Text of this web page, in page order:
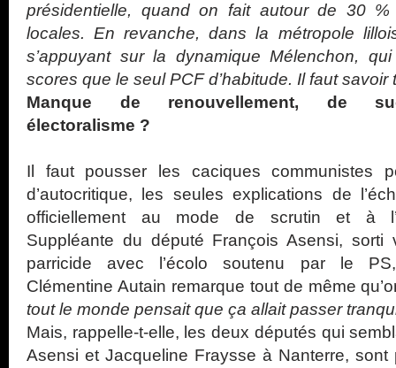
présidentielle, quand on fait autour de 30
locales. En revanche, dans la métropole
s’appuyant sur la dynamique Mélenchon,
scores que le seul PCF d’habitude. Il faut
Manque de renouvellement, de
électoralisme ?
Il faut pousser les caciques communistes
d’autocritique, les seules explications de
officiellement au mode de scrutin et à
Suppléante du député François Asensi, sorti
parricide avec l’écolo soutenu par le
Clémentine Autain remarque tout de même
tout le monde pensait que ça allait passer
Mais, rappelle-t-elle, les deux députés qui
Asensi et Jacqueline Fraysse à Nanterre,